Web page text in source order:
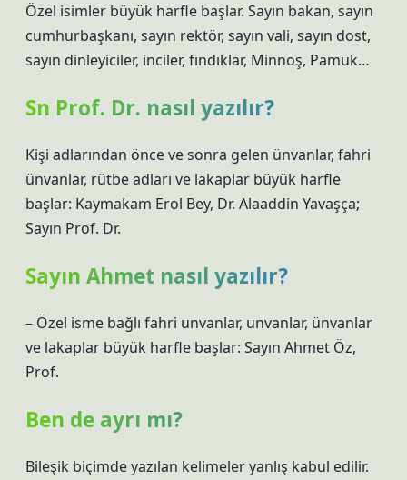
Özel isimler büyük harfle başlar. Sayın bakan, sayın
cumhurbaşkanı, sayın rektör, sayın vali, sayın dost,
sayın dinleyiciler, inciler, fındıklar, Minnoş, Pamuk…
Sn Prof. Dr. nasıl yazılır?
Kişi adlarından önce ve sonra gelen ünvanlar, fahri
ünvanlar, rütbe adları ve lakaplar büyük harfle
başlar: Kaymakam Erol Bey, Dr. Alaaddin Yavaşça;
Sayın Prof. Dr.
Sayın Ahmet nasıl yazılır?
– Özel isme bağlı fahri unvanlar, unvanlar, ünvanlar
ve lakaplar büyük harfle başlar: Sayın Ahmet Öz,
Prof.
Ben de ayrı mı?
Bileşik biçimde yazılan kelimeler yanlış kabul edilir.